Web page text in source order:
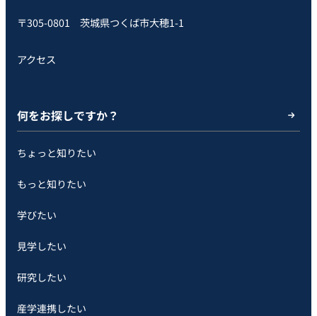
〒305-0801 茨城県つくば市大穂1-1
アクセス
何をお探しですか？
ちょっと知りたい
もっと知りたい
学びたい
見学したい
研究したい
産学連携したい